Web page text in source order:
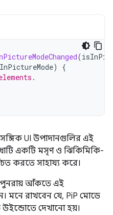
(
)
{
UI উপাদানগুলির এই
একটি মসৃণ ও ঝিকিমিকি-
করতে সাহায্য করে।
পুনরায় আঁকতে এই
রাখবেন যে, PiP মোডে
দেখানো হয়।